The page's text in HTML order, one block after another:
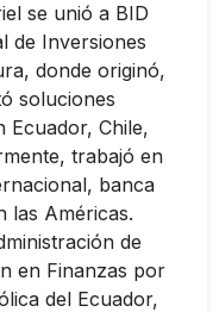
se unió a BID
de Inversiones
donde originó,
soluciones
Ecuador, Chile,
trabajó en
banca
las Américas.
de
en Finanzas por
del Ecuador,